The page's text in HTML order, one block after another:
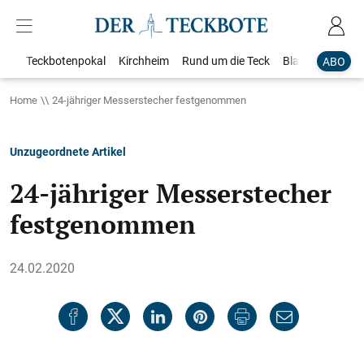
ABO
Teckbotenpokal Kirchheim Rund um die Teck Blaulicht
Home 24-jähriger Messerstecher festgenommen
Unzugeordnete Artikel
24-jähriger Messerstecher
festgenommen
24.02.2020